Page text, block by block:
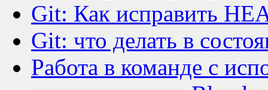
Git: Как исправить
Git: что делать в
Работа в команде с